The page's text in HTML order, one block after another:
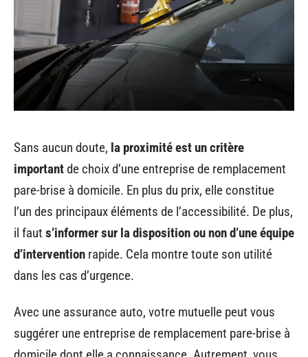
Sans aucun doute, la proximité est un critère
importantde choix d’une entreprise de remplacement
pare-brise à domicile. En plus du prix, elle constitue
l’un des principaux éléments de l’accessibilité. De plus,
il faut s’informer sur la disposition ou non d’une équipe
d’intervention rapide. Cela montre toute son utilité
dans les cas d’urgence.
Avec une assurance auto, votre mutuelle peut vous
suggérer une entreprise de remplacement pare-brise à